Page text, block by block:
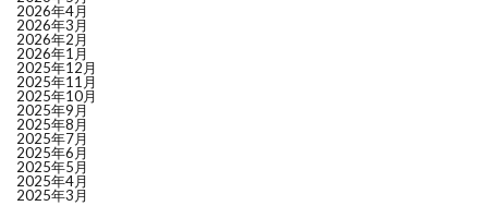
2026年4月
2026年3月
2026年2月
2026年1月
2025年12月
2025年11月
2025年10月
2025年9月
2025年8月
2025年7月
2025年6月
2025年5月
2025年4月
2025年3月